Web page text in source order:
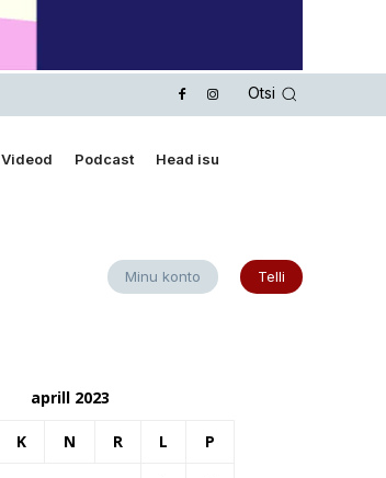
Otsi
Videod Podcast Head isu
Minu konto Telli
aprill 2023
K N R L P